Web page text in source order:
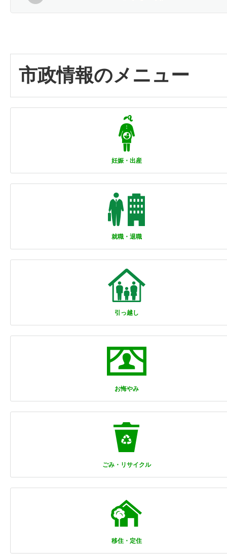
市政情報のメニュー
妊娠・出産
就職・退職
引っ越し
お悔やみ
ごみ・リサイクル
移住・定住